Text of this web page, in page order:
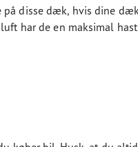
på disse dæk, hvis dine
har de en maksimal